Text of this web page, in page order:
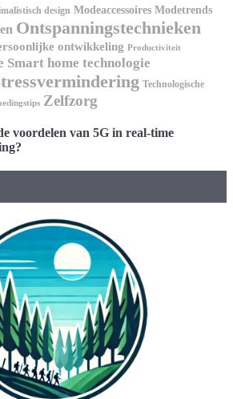
design Modeaccessoires Modetrends
Ontspanningstechnieken
ontwikkeling Productiviteit
Smart home technologie
Technologische
Zelfzorg
voordelen van 5G in real-time